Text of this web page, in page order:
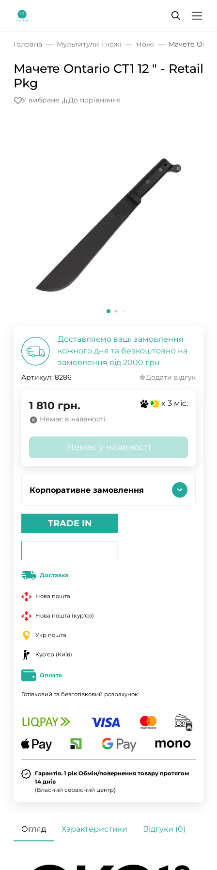
Головна Мультитули і ножі Ножі Мачете
Мачете Ontario CT1 12 " - Retail
Pkg
У вибране До порівняння
Доставляємо ваші замовлення
кожного дня та безкоштовно на
замовлення від 2000 грн
Артикул: 8286 Додати відгук
1 810 грн. x 3 міс.
Немає в наявності
Немає у наявності
Корпоративне замовлення
TRADE IN
Доставка
Нова пошта
Нова пошта (кур'єр)
Укр пошта
Кур'єр (Київ)
Оплата
Готівковий та безготівковий розрахунок
Гарантія. 1 рік Обмін/повернення товару протягом
14 днів
(Власний сервісний центр)
Огляд Характеристики Відгуки (0)